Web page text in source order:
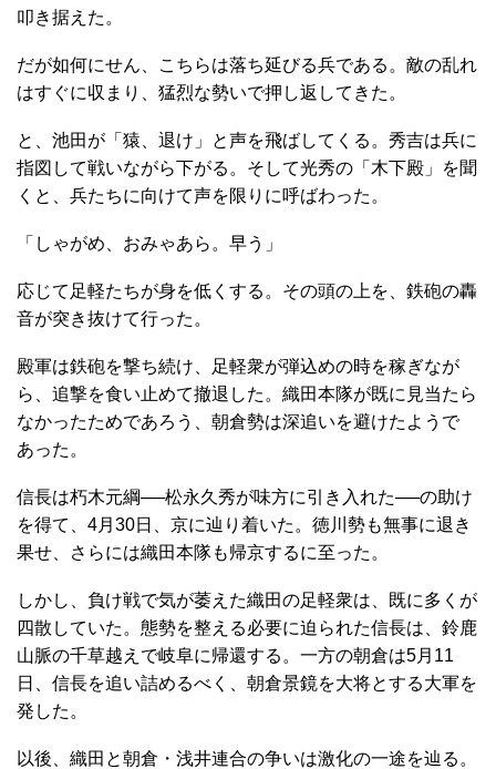
叩き据えた。
だが如何にせん、こちらは落ち延びる兵である。敵の乱れ
はすぐに収まり、猛烈な勢いで押し返してきた。
と、池田が「猿、退け」と声を飛ばしてくる。秀吉は兵に
指図して戦いながら下がる。そして光秀の「木下殿」を聞
くと、兵たちに向けて声を限りに呼ばわった。
「しゃがめ、おみゃあら。早う」
応じて足軽たちが身を低くする。その頭の上を、鉄砲の轟
音が突き抜けて行った。
殿軍は鉄砲を撃ち続け、足軽衆が弾込めの時を稼ぎなが
ら、追撃を食い止めて撤退した。織田本隊が既に見当たら
なかったためであろう、朝倉勢は深追いを避けたようで
あった。
信長は朽木元綱──松永久秀が味方に引き入れた──の助け
を得て、4月30日、京に辿り着いた。徳川勢も無事に退き
果せ、さらには織田本隊も帰京するに至った。
しかし、負け戦で気が萎えた織田の足軽衆は、既に多くが
四散していた。態勢を整える必要に迫られた信長は、鈴鹿
山脈の千草越えで岐阜に帰還する。一方の朝倉は5月11
日、信長を追い詰めるべく、朝倉景鏡を大将とする大軍を
発した。
以後、織田と朝倉・浅井連合の争いは激化の一途を辿る。